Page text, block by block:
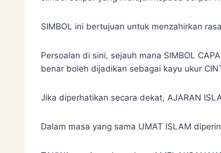
SIMBOL ini bertujuan untuk menzahirkan
Persoalan di sini, sejauh mana SIMBOL
benar boleh dijadikan sebagai kayu ukur
Jika diperhatikan secara dekat, AJARAN
Dalam masa yang sama UMAT ISLAM